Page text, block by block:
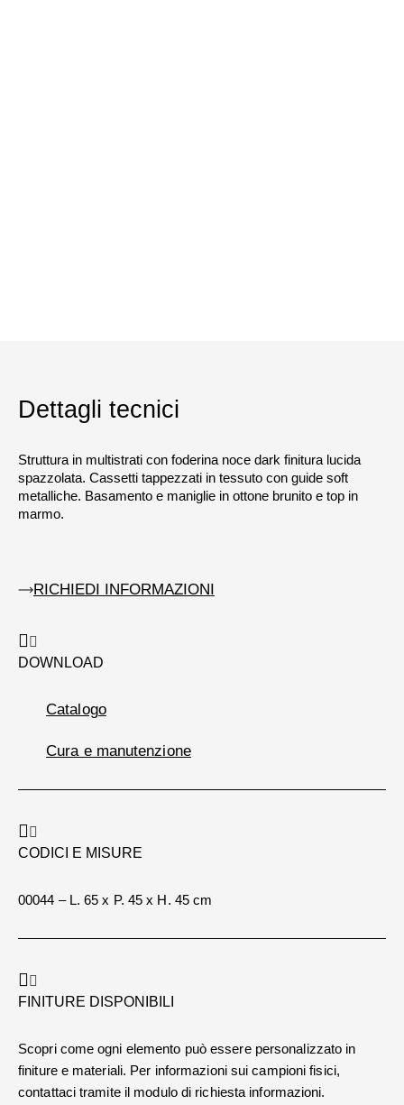
Dettagli tecnici
Struttura in multistrati con foderina noce dark finitura lucida
spazzolata. Cassetti tappezzati in tessuto con guide soft
metalliche. Basamento e maniglie in ottone brunito e top in
marmo.
RICHIEDI INFORMAZIONI
DOWNLOAD
Catalogo
Cura e manutenzione
CODICI E MISURE
00044 – L. 65 x P. 45 x H. 45 cm
FINITURE DISPONIBILI
Scopri come ogni elemento può essere personalizzato in
finiture e materiali. Per informazioni sui campioni fisici,
contattaci tramite il modulo di richiesta informazioni.